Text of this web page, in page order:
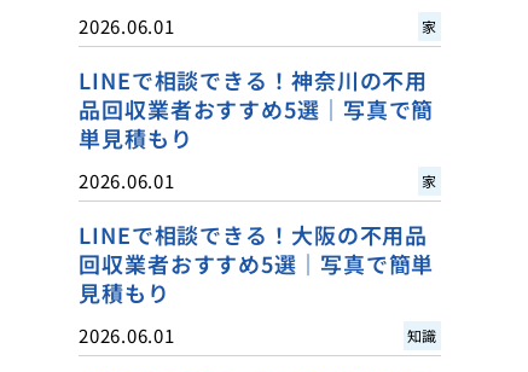
2026.06.01 家
LINEで相談できる！神奈川の不用
品回収業者おすすめ5選｜写真で簡
単見積もり
2026.06.01 家
LINEで相談できる！大阪の不用品
回収業者おすすめ5選｜写真で簡単
見積もり
2026.06.01 知識